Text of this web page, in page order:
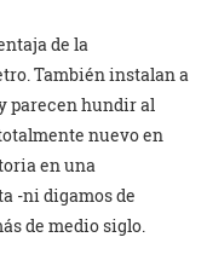
de la
También instalan a
parecen hundir al
nuevo en
en una
-ni digamos de
de medio siglo.